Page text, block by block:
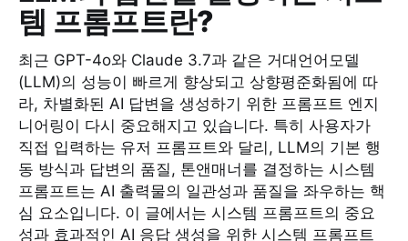
템 프롬프트란?
최근 GPT-4o와 Claude 3.7과 같은 거대언어모델
(LLM)의 성능이 빠르게 향상되고 상향평준화됨에 따
라, 차별화된 AI 답변을 생성하기 위한 프롬프트 엔지
니어링이 다시 중요해지고 있습니다. 특히 사용자가
직접 입력하는 유저 프롬프트와 달리, LLM의 기본 행
동 방식과 답변의 품질, 톤앤매너를 결정하는 시스템
프롬프트는 AI 출력물의 일관성과 품질을 좌우하는 핵
심 요소입니다. 이 글에서는 시스템 프롬프트의 중요
성과 효과적인 AI 응답 생성을 위한 시스템 프롬프트